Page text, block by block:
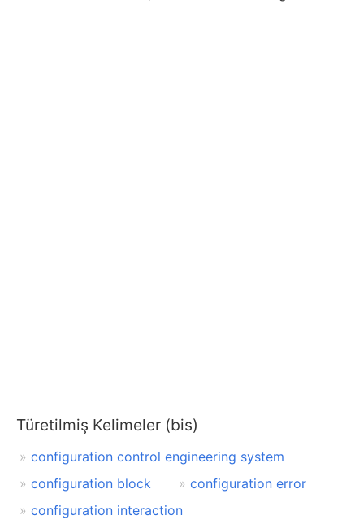
Türetilmiş Kelimeler (bis)
configuration control engineering system
configuration block
configuration error
configuration interaction